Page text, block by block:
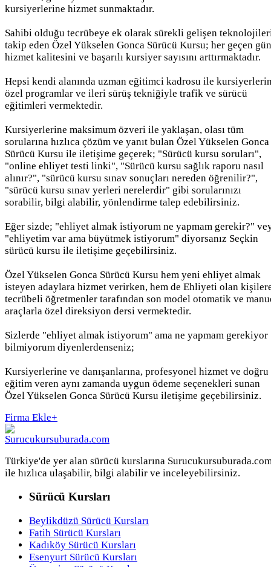
kursiyerlerine hizmet sunmaktadır.
Sahibi olduğu tecrübeye ek olarak sürekli gelişen
takip eden Özel Yükselen Gonca Sürücü Kursu; her geçen gün
hizmet kalitesini ve başarılı kursiyer sayısını arttırmaktadır.
Hepsi kendi alanında uzman eğitimci kadrosu ile
özel programlar ve ileri sürüş tekniğiyle trafik ve sürücü
eğitimleri vermektedir.
Kursiyerlerine maksimum özveri ile yaklaşan, olası tüm
sorularına hızlıca çözüm ve yanıt bulan Özel Yükselen Gonca
Sürücü Kursu ile iletişime geçerek; "Sürücü kursu soruları",
"online ehliyet testi linki", "Sürücü kursu sağlık raporu nasıl
alınır?", "sürücü kursu sınav sonuçları nereden öğrenilir?",
"sürücü kursu sınav yerleri nerelerdir" gibi sorularınızı
sorabilir, bilgi alabilir, yönlendirme talep edebilirsiniz.
Eğer sizde; "ehliyet almak istiyorum ne yapmam gerekir?"
"ehliyetim var ama büyütmek istiyorum" diyorsanız Seçkin
sürücü kursu ile iletişime geçebilirsiniz.
Özel Yükselen Gonca Sürücü Kursu hem yeni ehliyet almak
isteyen adaylara hizmet verirken, hem de Ehliyeti olan
tecrübeli öğretmenler tarafından son model otomatik ve
araçlarla özel direksiyon dersi vermektedir.
Sizlerde "ehliyet almak istiyorum" ama ne yapmam gerekiyor
bilmiyorum diyenlerdenseniz;
Kursiyerlerine ve danışanlarına, profesyonel hizmet ve doğru
eğitim veren aynı zamanda uygun ödeme seçenekleri sunan
Özel Yükselen Gonca Sürücü Kursu iletişime geçebilirsiniz.
Firma Ekle+
Türkiye'de yer alan sürücü kurslarına
ile hızlıca ulaşabilir, bilgi alabilir ve inceleyebilirsiniz.
Sürücü Kursları
Beylikdüzü Sürücü Kursları
Fatih Sürücü Kursları
Kadıköy Sürücü Kursları
Esenyurt Sürücü Kursları